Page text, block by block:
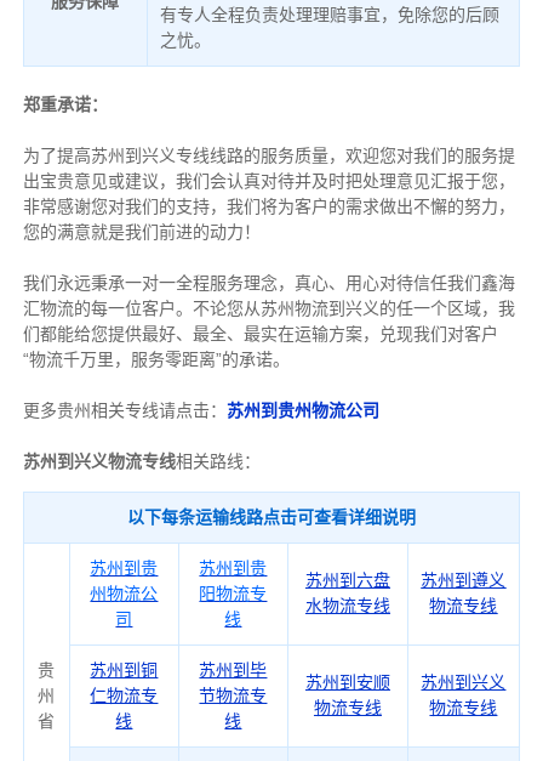
有专人全程负责处理理赔事宜，免除您的后顾
之忧。
郑重承诺：
为了提高苏州到兴义专线线路的服务质量，欢迎您对我们的服务提
出宝贵意见或建议，我们会认真对待并及时把处理意见汇报于您，
非常感谢您对我们的支持，我们将为客户的需求做出不懈的努力，
您的满意就是我们前进的动力！
我们永远秉承一对一全程服务理念，真心、用心对待信任我们鑫海
汇物流的每一位客户。不论您从苏州物流到兴义的任一个区域，我
们都能给您提供最好、最全、最实在运输方案，兑现我们对客户
“物流千万里，服务零距离”的承诺。
更多贵州相关专线请点击： 苏州到贵州物流公司
苏州到兴义物流专线相关路线：
以下每条运输线路点击可查看详细说明
贵
州
省
苏州到贵
州物流公
司
苏州到贵
阳物流专
线
苏州到六盘
水物流专线
苏州到遵义
物流专线
苏州到铜
仁物流专
线
苏州到毕
节物流专
线
苏州到安顺
物流专线
苏州到兴义
物流专线